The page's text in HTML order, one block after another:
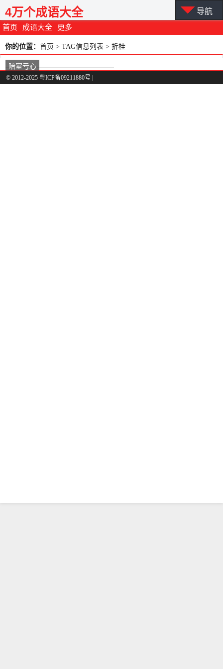
首页 成语大全 更多
4万个成语大全 导航
你的位置： 首页 > TAG信息列表 > 折桂
暗室亏心
© 2012-2025 粤ICP备09211880号 |